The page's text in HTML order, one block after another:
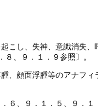
し、失神、意識消失、
、９．１．９参照〕。
顔面浮腫等のアナフ
、９．１．５、９．１